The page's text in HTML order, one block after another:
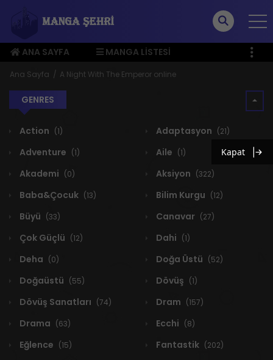
ANA SAYFA
MANGA LISTESI
ÜYE MENÜSÜ
Ana Sayfa A Night With The Emperor online
GENRES
Action (1) Adaptasyon (21)
Adventure (1) Aile (1)
Akademi (0) Aksiyon (322)
Baba&Çocuk (13) Bilim Kurgu (12)
Büyü (33) Canavar (27)
Çok Güçlü (12) Dahi (1)
Deha (0) Doğa Üstü (52)
Doğaüstü (55) Dövüş (1)
Dövüş Sanatları (74) Dram (157)
Drama (63) Ecchi (8)
Eğlence (15) Fantastik (202)
Kapat